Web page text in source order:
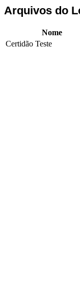
Arquivos do
Nome
Certidão Teste